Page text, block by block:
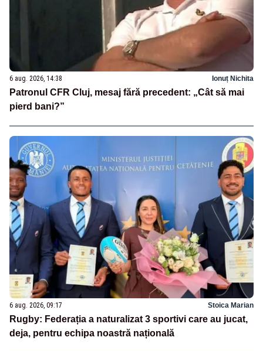
6 aug. 2026, 14:38 Ionuț Nichita
Patronul CFR Cluj, mesaj fără precedent: „Cât să mai
pierd bani?”
6 aug. 2026, 09:17 Stoica Marian
Rugby: Federația a naturalizat 3 sportivi care au jucat,
deja, pentru echipa noastră națională